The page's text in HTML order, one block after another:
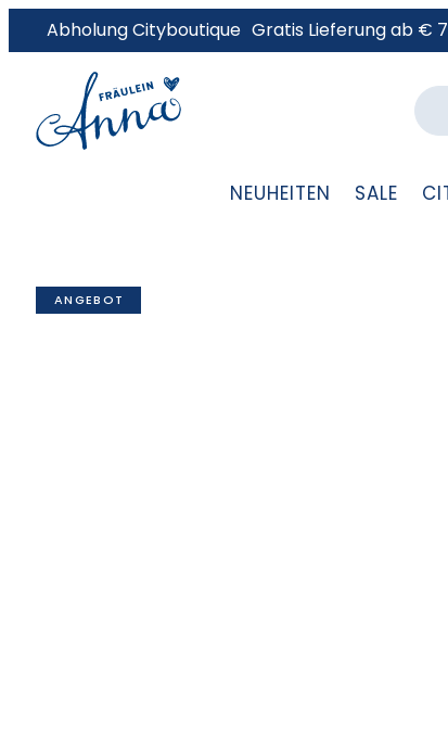
Abholung Cityboutique Gratis Lieferung ab €
NEUHEITEN SALE
ANGEBOT